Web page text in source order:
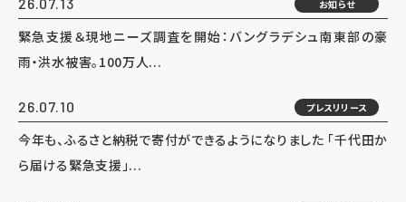
お知らせ
緊急支援＆現地ニーズ調査を開始：バングラデシュ南東部の豪
雨・洪水被害。100万人...
26.07.10 プレスリリース
今年も、ふるさと納税で寄付ができるようになりました 「千代田か
ら届ける緊急支援」...